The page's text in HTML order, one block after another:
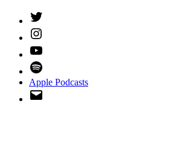
entradas
Apple Podcasts